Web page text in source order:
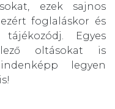
ezek sajnos
foglaláskor és
Egyes
oltásokat is
legyen